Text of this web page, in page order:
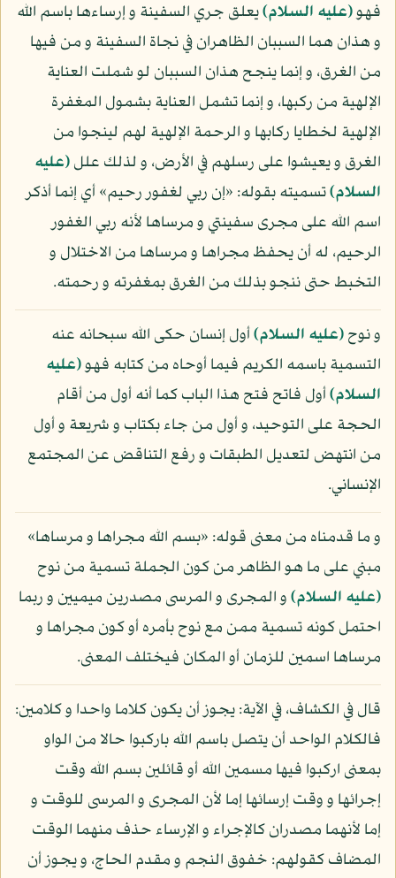
فهو(عليه السلام)يعلق جري السفينة و إرساءها باسم الله
و هذان هما السببان الظاهران في نجاة السفينة و من فيها
من الغرق، و إنما ينجح هذان السببان لو شملت العناية
الإلهية من ركبها، و إنما تشمل العناية بشمول المغفرة
الإلهية لخطايا ركابها و الرحمة الإلهية لهم لينجوا من
الغرق و يعيشوا على رسلهم في الأرض، و لذلك علل(عليه
السلام)تسميته بقوله: «إن ربي لغفور رحيم» أي إنما أذكر
اسم الله على مجرى سفينتي و مرساها لأنه ربي الغفور
الرحيم، له أن يحفظ مجراها و مرساها من الاختلال و
التخبط حتى ننجو بذلك من الغرق بمغفرته و رحمته.
و نوح(عليه السلام)أول إنسان حكى الله سبحانه عنه
التسمية باسمه الكريم فيما أوحاه من كتابه فهو(عليه
السلام)أول فاتح فتح هذا الباب كما أنه أول من أقام
الحجة على التوحيد، و أول من جاء بكتاب و شريعة و أول
من انتهض لتعديل الطبقات و رفع التناقض عن المجتمع
الإنساني.
و ما قدمناه من معنى قوله: «بسم الله مجراها و مرساها»
مبني على ما هو الظاهر من كون الجملة تسمية من نوح
(عليه السلام)و المجرى و المرسى مصدرين ميميين و ربما
احتمل كونه تسمية ممن مع نوح بأمره أو كون مجراها و
مرساها اسمين للزمان أو المكان فيختلف المعنى.
قال في الكشاف، في الآية: يجوز أن يكون كلاما واحدا و كلامين:
فالكلام الواحد أن يتصل باسم الله باركبوا حالا من الواو
بمعنى اركبوا فيها مسمين الله أو قائلين بسم الله وقت
إجرائها و وقت إرسائها إما لأن المجرى و المرسى للوقت و
إما لأنهما مصدران كالإجراء و الإرساء حذف منهما الوقت
المضاف كقولهم: خفوق النجم و مقدم الحاج، و يجوز أن